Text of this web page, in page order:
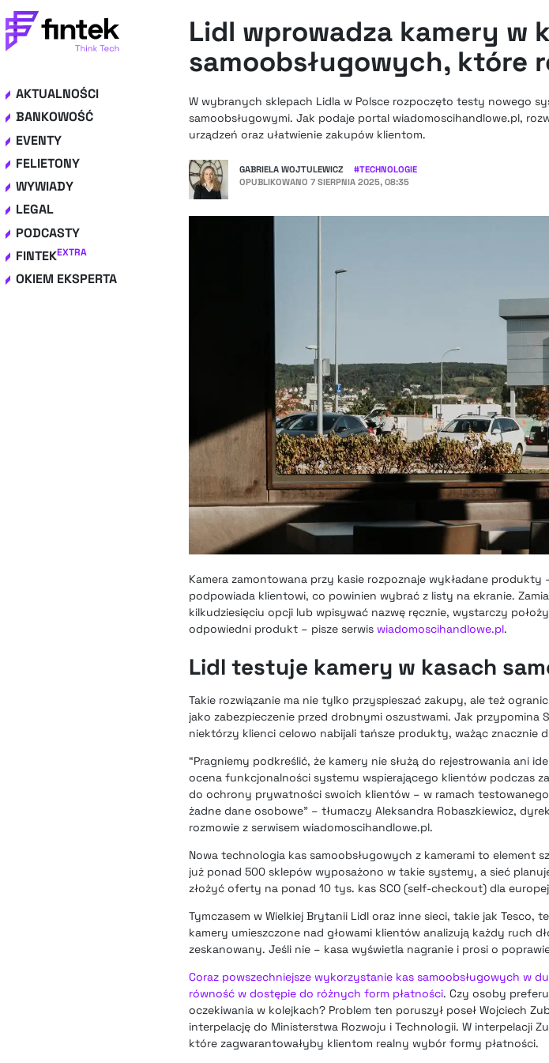
AKTUALNOŚCI
BANKOWOŚĆ
EVENTY
FELIETONY
WYWIADY
LEGAL
PODCASTY
FINTEKEXTRA
OKIEM EKSPERTA
Lidl wprowadza kamery w
samoobsługowych, które
W wybranych sklepach Lidla w Polsce rozpoczęto testy nowego
samoobsługowymi. Jak podaje portal wiadomoscihandlowe.pl,
urządzeń oraz ułatwienie zakupów klientom.
GABRIELA WOJTULEWICZ #TECHNOLOGIE
OPUBLIKOWANO 7 SIERPNIA 2025, 08:35
Kamera zamontowana przy kasie rozpoznaje wykładane
podpowiada klientowi, co powinien wybrać z listy na ekranie.
kilkudziesięciu opcji lub wpisywać nazwę ręcznie, wystarczy
odpowiedni produkt – pisze serwis wiadomoscihandlowe.pl.
Lidl testuje kamery w kasach
Takie rozwiązanie ma nie tylko przyspieszać zakupy, ale też
jako zabezpieczenie przed drobnymi oszustwami. Jak przypomina
niektórzy klienci celowo nabijali tańsze produkty, ważąc znacznie
“Pragniemy podkreślić, że kamery nie służą do rejestrowania ani
ocena funkcjonalności systemu wspierającego klientów podczas
do ochrony prywatności swoich klientów – w ramach
żadne dane osobowe” – tłumaczy Aleksandra Robaszkiewicz,
rozmowie z serwisem wiadomoscihandlowe.pl.
Nowa technologia kas samoobsługowych z kamerami to element
już ponad 500 sklepów wyposażono w takie systemy, a sieć
złożyć oferty na ponad 10 tys. kas SCO (self-checkout) dla
Tymczasem w Wielkiej Brytanii Lidl oraz inne sieci, takie jak Tesco,
kamery umieszczone nad głowami klientów analizują każdy ruch
zeskanowany. Jeśli nie – kasa wyświetla nagranie i prosi o
Coraz powszechniejsze wykorzystanie kas samoobsługowych w
równość w dostępie do różnych form płatności. Czy osoby
oczekiwania w kolejkach? Problem ten poruszył poseł Wojciech
interpelację do Ministerstwa Rozwoju i Technologii. W interpelacji
które zagwarantowałyby klientom realny wybór formy płatności.